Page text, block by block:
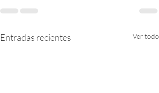
Entradas recientes Ver todo